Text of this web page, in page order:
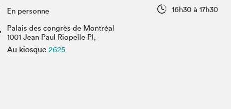
Vidéos et balados
En personne
16h30 à 17h30
Palais des congrès de Montréal
1001 Jean Paul Riopelle Pl,
Au kiosque 2625